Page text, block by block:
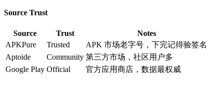
Source Trust
Source Trust
Notes
APKPure
Trusted
APK 市场老字号，下完记得验签名
Aptoide
Community 第三方市场，社区用户多
Google Play Official 官方应用商店，数据最权威